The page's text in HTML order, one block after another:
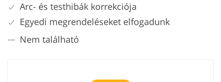
Arc- és testhibák korrekciója
Egyedi megrendeléseket elfogadunk
Nem található